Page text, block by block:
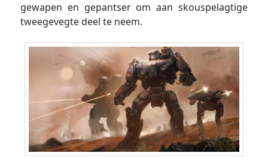
gewapen en gepantser om aan skouspelagtige
tweegevegte deel te neem.